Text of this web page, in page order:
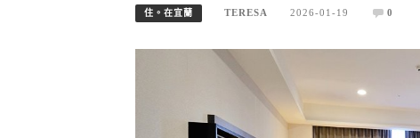
住。在宜蘭 TERESA 2026-01-19 0